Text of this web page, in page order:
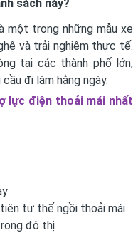
sách này?
một trong những mẫu xe
và trải nghiệm thực tế.
tại các thành phố lớn,
đi làm hằng ngày.
lực điện thoải mái nhất
tư thế ngồi thoải mái
đô thị